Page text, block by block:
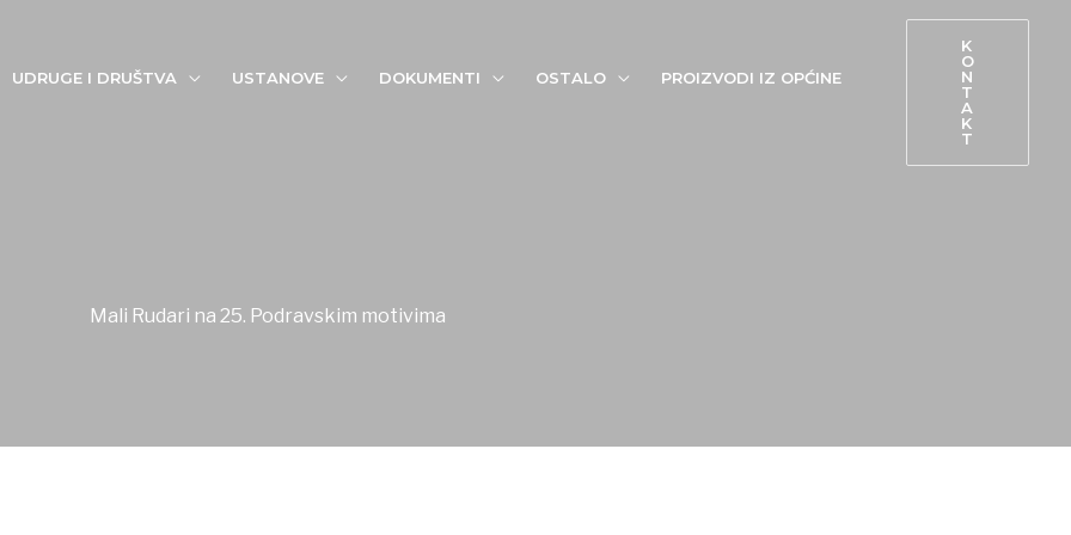
UDRUGE I DRUŠTVA USTANOVE DOKUMENTI OSTALO
PROIZVODI IZ OPĆINE
K
O
N
T
A
K
T
Mali Rudari na 25. Podravskim motivima